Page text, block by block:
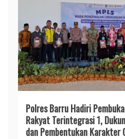
Polres Barru Hadiri
Rakyat Terintegrasi 1,
dan Pembentukan Karakter